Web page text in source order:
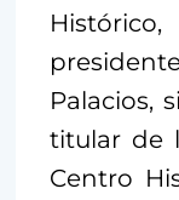
Palacios,
titular de
Centro